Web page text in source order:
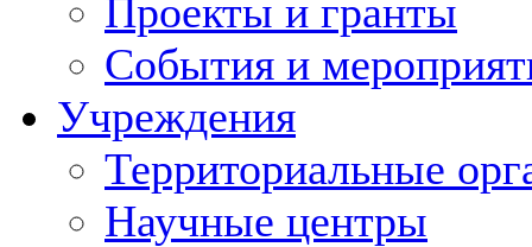
Проекты и гранты
События и
Учреждения
Территориальные
Научные центры